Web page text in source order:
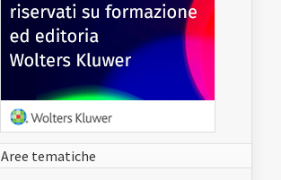
Aree tematiche